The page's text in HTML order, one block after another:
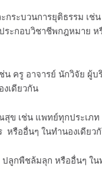
กระบวนการยุติธรรม เช่
ระกอบวิชาชีพกฎหมาย ห
น ครู อาจารย์ นักวิจัย ผู้บ
เดียวกัน
สุข เช่น แพทย์ทุกประเภ
หรืออื่นๆ ในทำนองเดียว
ลูกพืชล้มลุก หรืออื่นๆ ใน